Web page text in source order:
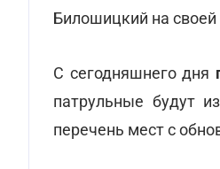
Билошицкий на
С сегодняшнего дня
патрульные будут
перечень мест с